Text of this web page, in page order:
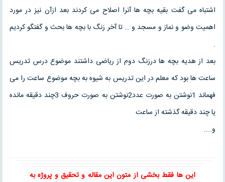
اشتباه می گفت بقیه بچه ها آنرا اصلاح می کردند بعد ازآن نیز در مورد
اهمیت وضو و نماز و مسجد و … تا آخر زنگ با بچه ها بحث و گفتگو کردیم
.
بعد از هدیه بچه ها درزنگ دوم از ریاضی داشتند موضوع درس تدریس
ساعت ها بود که معلم در این تدریس به شیوه به بچه موضوع ساعت را می
فهماند 1نوشتن به صورت عدد2نوشتن به صورت حروف 3چند دقیقه مانده
یا چند دقیقه گذشته از ساعت
و…..
این ها فقط بخشی از متون این مقاله و تحقیق و پروژه به